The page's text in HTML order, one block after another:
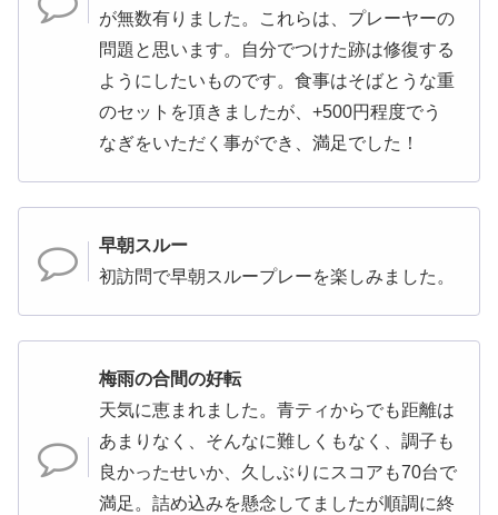
が無数有りました。これらは、プレーヤーの
問題と思います。自分でつけた跡は修復する
ようにしたいものです。食事はそばとうな重
のセットを頂きましたが、+500円程度でう
なぎをいただく事ができ、満足でした！
早朝スルー
初訪問で早朝スループレーを楽しみました。
梅雨の合間の好転
天気に恵まれました。青ティからでも距離は
あまりなく、そんなに難しくもなく、調子も
良かったせいか、久しぶりにスコアも70台で
満足。詰め込みを懸念してましたが順調に終